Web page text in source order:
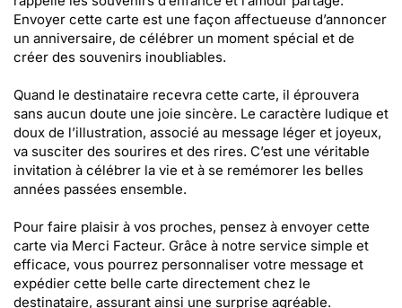
Envoyer cette carte est une façon affectueuse d’annoncer
un anniversaire, de célébrer un moment spécial et de
créer des souvenirs inoubliables.
Quand le destinataire recevra cette carte, il éprouvera
sans aucun doute une joie sincère. Le caractère ludique et
doux de l’illustration, associé au message léger et joyeux,
va susciter des sourires et des rires. C’est une véritable
invitation à célébrer la vie et à se remémorer les belles
années passées ensemble.
Pour faire plaisir à vos proches, pensez à envoyer cette
carte via Merci Facteur. Grâce à notre service simple et
efficace, vous pourrez personnaliser votre message et
expédier cette belle carte directement chez le
destinataire, assurant ainsi une surprise agréable.